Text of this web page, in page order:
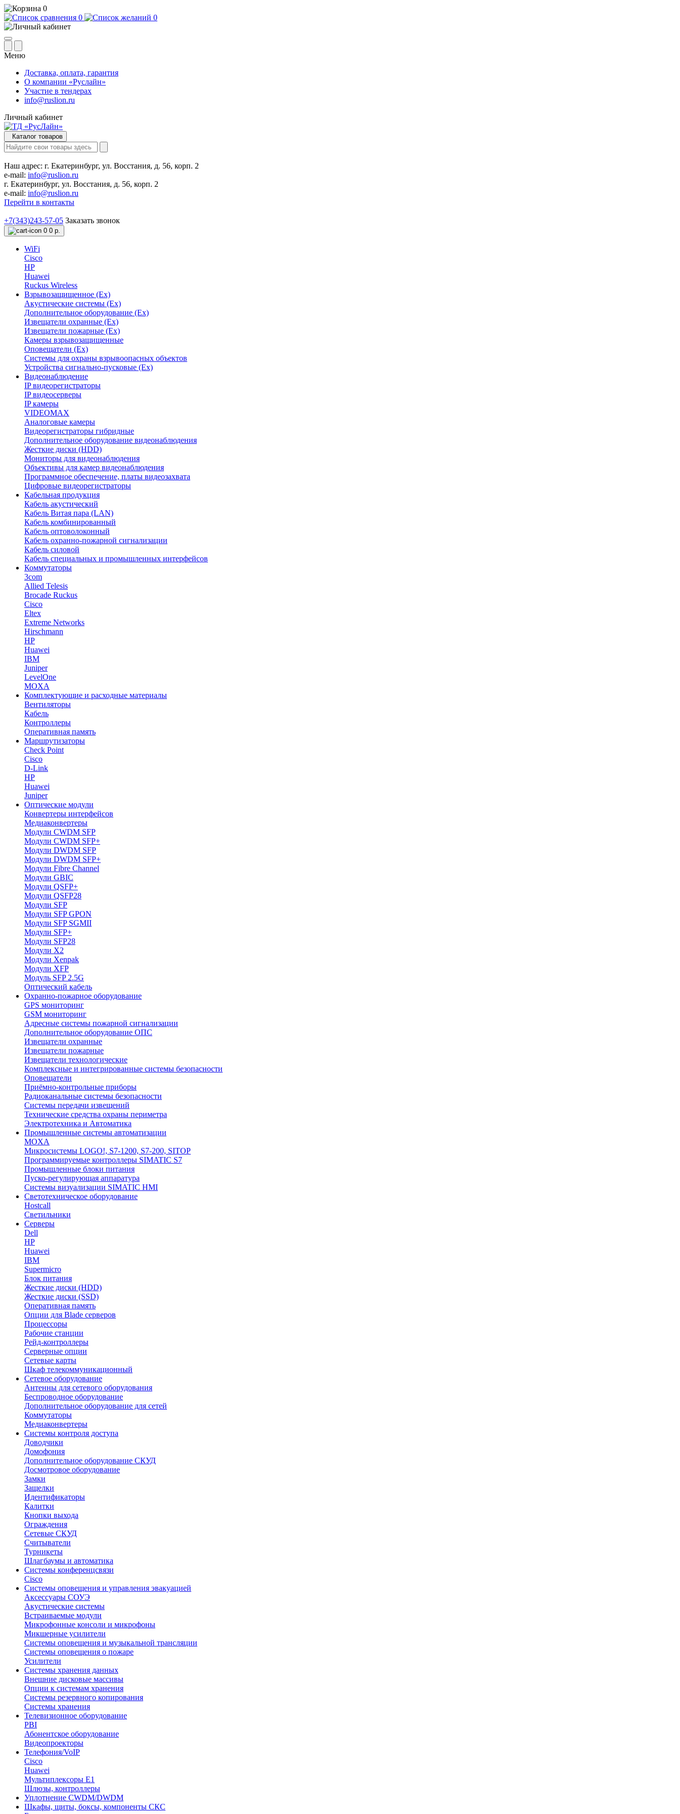
0
0
0
Меню
Доставка, оплата, гарантия
О компании «Руслайн»
Участие в тендерах
info@ruslion.ru
Личный кабинет
Каталог товаров
Наш адрес: г. Екатеринбург, ул. Восстания, д. 56, корп. 2
e-mail: info@ruslion.ru
г. Екатеринбург, ул. Восстания, д. 56, корп. 2
e-mail: info@ruslion.ru
Перейти в контакты
+7(343)243-57-05 Заказать звонок
0 0 р.
WiFi
Cisco
HP
Huawei
Ruckus Wireless
Взрывозащищенное (Ex)
Акустические системы (Ex)
Дополнительное оборудование (Ex)
Извещатели охранные (Ex)
Извещатели пожарные (Ex)
Камеры взрывозащищенные
Оповещатели (Ex)
Системы для охраны взрывоопасных объектов
Устройства сигнально-пусковые (Ex)
Видеонаблюдение
IP видеорегистраторы
IP видеосерверы
IP камеры
VIDEOMAX
Аналоговые камеры
Видеорегистраторы гибридные
Дополнительное оборудование видеонаблюдения
Жесткие диски (HDD)
Мониторы для видеонаблюдения
Объективы для камер видеонаблюдения
Программное обеспечение, платы видеозахвата
Цифровые видеорегистраторы
Кабельная продукция
Кабель акустический
Кабель Витая пара (LAN)
Кабель комбинированный
Кабель оптоволоконный
Кабель охранно-пожарной сигнализации
Кабель силовой
Кабель специальных и промышленных интерфейсов
Коммутаторы
3com
Allied Telesis
Brocade Ruckus
Cisco
Eltex
Extreme Networks
Hirschmann
HP
Huawei
IBM
Juniper
LevelOne
MOXA
Комплектующие и расходные материалы
Вентиляторы
Кабель
Контроллеры
Оперативная память
Маршрутизаторы
Check Point
Cisco
D-Link
HP
Huawei
Juniper
Оптические модули
Конвертеры интерфейсов
Медиаконвертеры
Модули CWDM SFP
Модули CWDM SFP+
Модули DWDM SFP
Модули DWDM SFP+
Модули Fibre Channel
Модули GBIC
Модули QSFP+
Модули QSFP28
Модули SFP
Модули SFP GPON
Модули SFP SGMII
Модули SFP+
Модули SFP28
Модули X2
Модули Xenpak
Модули XFP
Модуль SFP 2.5G
Оптический кабель
Охранно-пожарное оборудование
GPS мониторинг
GSM мониторинг
Адресные системы пожарной сигнализации
Дополнительное оборудование ОПС
Извещатели охранные
Извещатели пожарные
Извещатели технологические
Комплексные и интегрированные системы безопасноcти
Оповещатели
Приёмно-контрольные приборы
Радиоканальные системы безопасности
Системы передачи извещений
Технические средства охраны периметра
Электротехника и Автоматика
Промышленные системы автоматизации
MOXA
Микросистемы LOGO!, S7-1200, S7-200, SITOP
Программируемые контроллеры SIMATIC S7
Промышленные блоки питания
Пуско-регулирующая аппаратура
Системы визуализации SIMATIC HMI
Светотехническое оборудование
Hostcall
Светильники
Серверы
Dell
HP
Huawei
IBM
Supermicro
Блок питания
Жесткие диски (HDD)
Жесткие диски (SSD)
Оперативная память
Опции для Blade серверов
Процессоры
Рабочие станции
Рейд-контроллеры
Серверные опции
Сетевые карты
Шкаф телекоммуникационный
Сетевое оборудование
Антенны для сетевого оборудования
Беспроводное оборудование
Дополнительное оборудование для сетей
Коммутаторы
Медиаконвертеры
Системы контроля доступа
Доводчики
Домофония
Дополнительное оборудование СКУД
Досмотровое оборудование
Замки
Защелки
Идентификаторы
Калитки
Кнопки выхода
Ограждения
Сетевые СКУД
Считыватели
Турникеты
Шлагбаумы и автоматика
Системы конференцсвязи
Cisco
Системы оповещения и управления эвакуацией
Аксессуары СОУЭ
Акустические системы
Встраиваемые модули
Микрофонные консоли и микрофоны
Микшерные усилители
Системы оповещения и музыкальной трансляции
Системы оповещения о пожаре
Усилители
Системы хранения данных
Внешние дисковые массивы
Опции к системам хранения
Системы резервного копирования
Системы хранения
Телевизионное оборудование
PBI
Абонентское оборудование
Видеопроекторы
Телефония/VoIP
Cisco
Huawei
Мультиплексоры E1
Шлюзы, контроллеры
Уплотнение CWDM/DWDM
Шкафы, щиты, боксы, компоненты СКС